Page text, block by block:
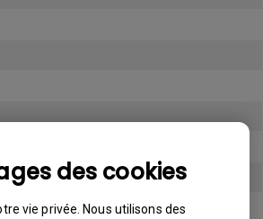
des cookies
vie privée. Nous utilisons des